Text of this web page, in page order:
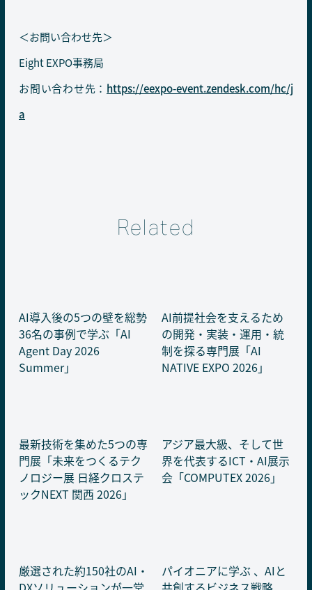
＜お問い合わせ先＞
Eight EXPO事務局
お問い合わせ先： https://eexpo-event.zendesk.com/hc/j
a
Related
AI導入後の5つの壁を総勢
36名の事例で学ぶ「AI
Agent Day 2026
Summer」
AI前提社会を支えるため
の開発・実装・運用・統
制を探る専門展「AI
NATIVE EXPO 2026」
最新技術を集めた5つの専
門展「未来をつくるテク
ノロジー展 日経クロステ
ックNEXT 関西 2026」
アジア最大級、そして世
界を代表するICT・AI展示
会「COMPUTEX 2026」
厳選された約150社のAI・
パイオニアに学ぶ 、AIと